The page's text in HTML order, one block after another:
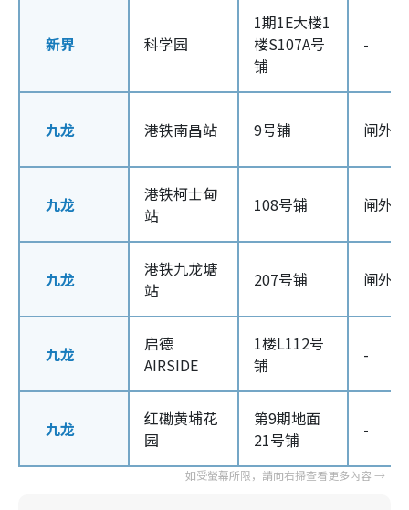
新界 科学园
1期1E大楼1
楼S107A号
铺
-
九龙 港铁南昌站 9号铺 闸外
九龙
港铁柯士甸
站
108号铺 闸外
九龙
港铁九龙塘
站
207号铺 闸外
九龙
启德
AIRSIDE
1楼L112号
铺
-
九龙
红磡黄埔花
园
第9期地面
21号铺
-